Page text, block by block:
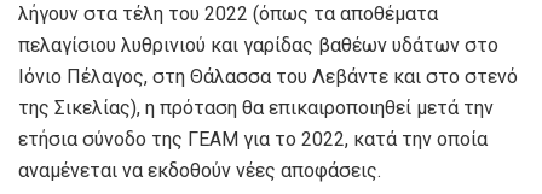
λήγουν στα τέλη του 2022 (όπως τα αποθέματα
πελαγίσιου λυθρινιού και γαρίδας βαθέων υδάτων στο
Ιόνιο Πέλαγος, στη Θάλασσα του Λεβάντε και στο στενό
της Σικελίας), η πρόταση θα επικαιροποιηθεί μετά την
ετήσια σύνοδο της ΓΕΑΜ για το 2022, κατά την οποία
αναμένεται να εκδοθούν νέες αποφάσεις.